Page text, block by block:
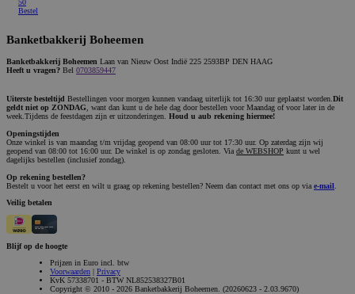
50
Bestel
Banketbakkerij Boheemen
Banketbakkerij Boheemen Laan van Nieuw Oost Indië 225 2593BP DEN HAAG
Heeft u vragen? Bel 0703859447
Uiterste besteltijd Bestellingen voor morgen kunnen vandaag uiterlijk tot 16:30 uur geplaatst worden. Dit
geldt niet op ZONDAG , want dan kunt u de hele dag door bestellen voor Maandag of voor later in de
week.Tijdens de feestdagen zijn er uitzonderingen. Houd u aub rekening hiermee!
Openingstijden
Onze winkel is van maandag t/m vrijdag geopend van 08:00 uur tot 17:30 uur. Op zaterdag zijn wij
geopend van 08:00 tot 16:00 uur. De winkel is op zondag gesloten. Via de WEBSHOP kunt u wel
dagelijks bestellen (inclusief zondag).
Op rekening bestellen?
Bestelt u voor het eerst en wilt u graag op rekening bestellen? Neem dan contact met ons op via e-mail
Veilig betalen
Blijf op de hoogte
Prijzen in Euro incl. btw
Voorwaarden | Privacy
KvK 57338701 - BTW NL852538327B01
Copyright © 2010 - 2026 Banketbakkerij Boheemen. (20260623 - 2.03.9670)